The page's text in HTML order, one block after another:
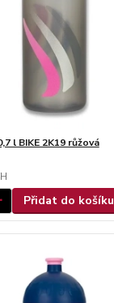
l BIKE 2K19 růžová
Přidat do košíku